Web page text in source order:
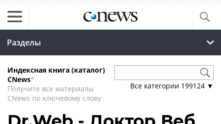
Разделы
Индексная книга (каталог)
CNews*
Получите все материалы
CNews по ключевому слову
Все категории 199124 ▼